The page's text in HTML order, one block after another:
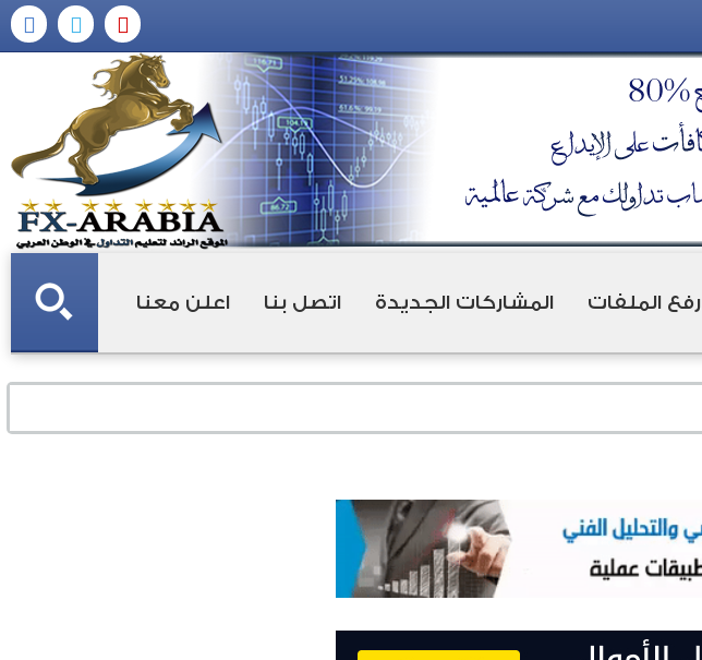
رفع الملفات المشاركات الجديدة اتصل بنا اعلن معنا